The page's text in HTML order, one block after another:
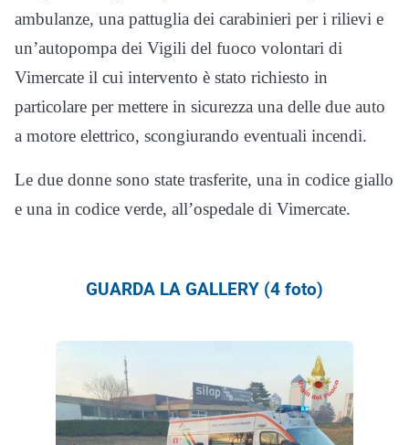
ambulanze, una pattuglia dei carabinieri per i rilievi e
un’autopompa dei Vigili del fuoco volontari di
Vimercate il cui intervento è stato richiesto in
particolare per mettere in sicurezza una delle due auto
a motore elettrico, scongiurando eventuali incendi.
Le due donne sono state trasferite, una in codice giallo
e una in codice verde, all’ospedale di Vimercate.
GUARDA LA GALLERY (4 foto)